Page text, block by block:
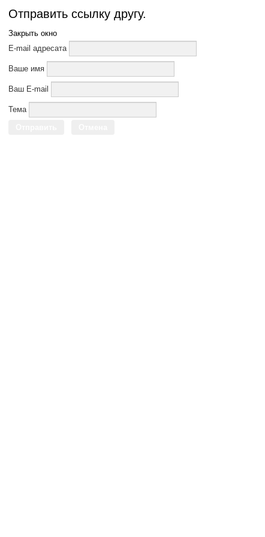
Отправить ссылку другу.
Закрыть окно
E-mail адресата
Ваше имя
Ваш E-mail
Тема